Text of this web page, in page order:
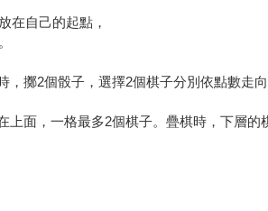
在自己的起點，
擲2個骰子，選擇2個棋子分別依點數走向
面，一格最多2個棋子。疊棋時，下層的